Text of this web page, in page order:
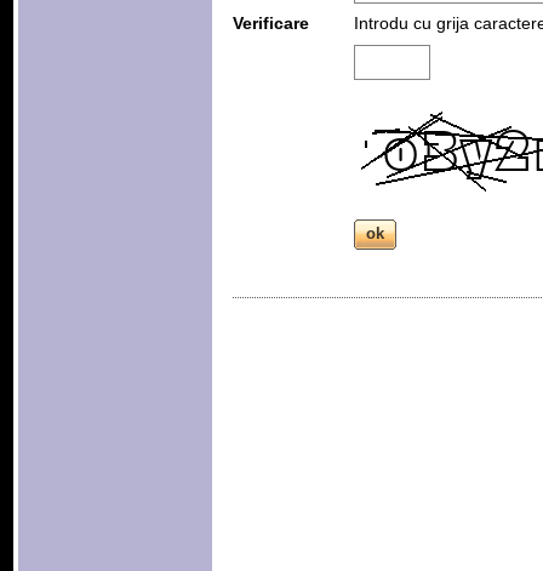
Verificare Introdu cu grija